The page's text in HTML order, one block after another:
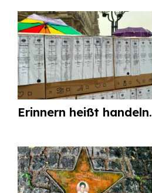
Erinnern heißt handeln.